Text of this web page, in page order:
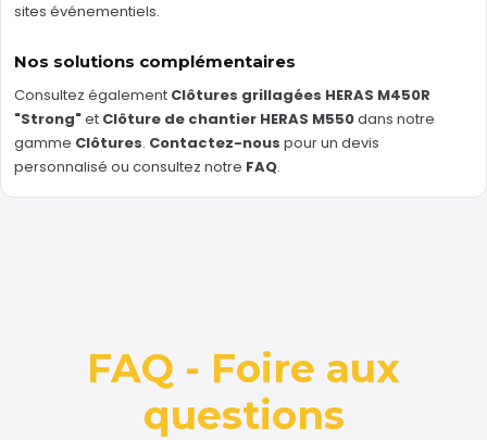
sites événementiels.
Nos solutions complémentaires
Consultez également Clôtures grillagées HERAS M450R
"Strong"et Clôture de chantier HERAS M550dans notre
gamme Clôtures. Contactez-nous pour un devis
personnalisé ou consultez notre FAQ.
FAQ - Foire aux
questions